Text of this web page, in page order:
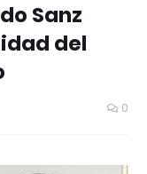
Sanz
del
0